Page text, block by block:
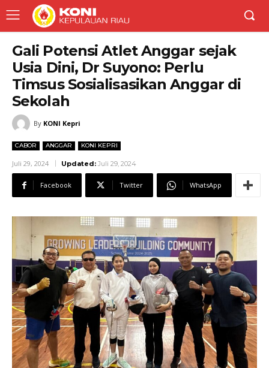
Gali Potensi Atlet Anggar sejak
Usia Dini, Dr Suyono: Perlu
Timsus Sosialisasikan Anggar di
Sekolah
By KONI Kepri
CABOR ANGGAR KONI KEPRI
Juli 29, 2024 Updated: Juli 29, 2024
Facebook Twitter WhatsApp